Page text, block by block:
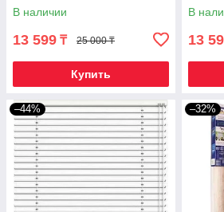
В наличии
13 599 ₸ 25 000 ₸
Купить
В
13
–44% –32%